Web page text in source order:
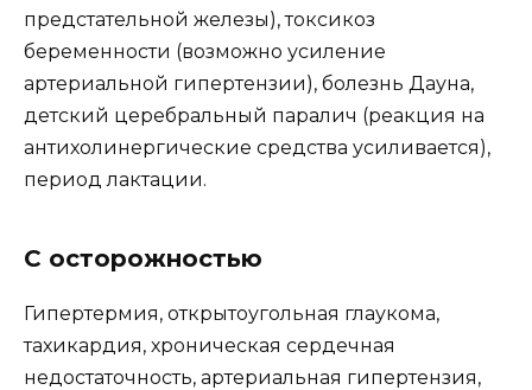
предстательной железы), токсикоз
беременности (возможно усиление
артериальной гипертензии), болезнь Дауна,
детский церебральный паралич (реакция на
антихолинергические средства усиливается),
период лактации.
С осторожностью
Гипертермия, открытоугольная глаукома,
тахикардия, хроническая сердечная
недостаточность, артериальная гипертензия,